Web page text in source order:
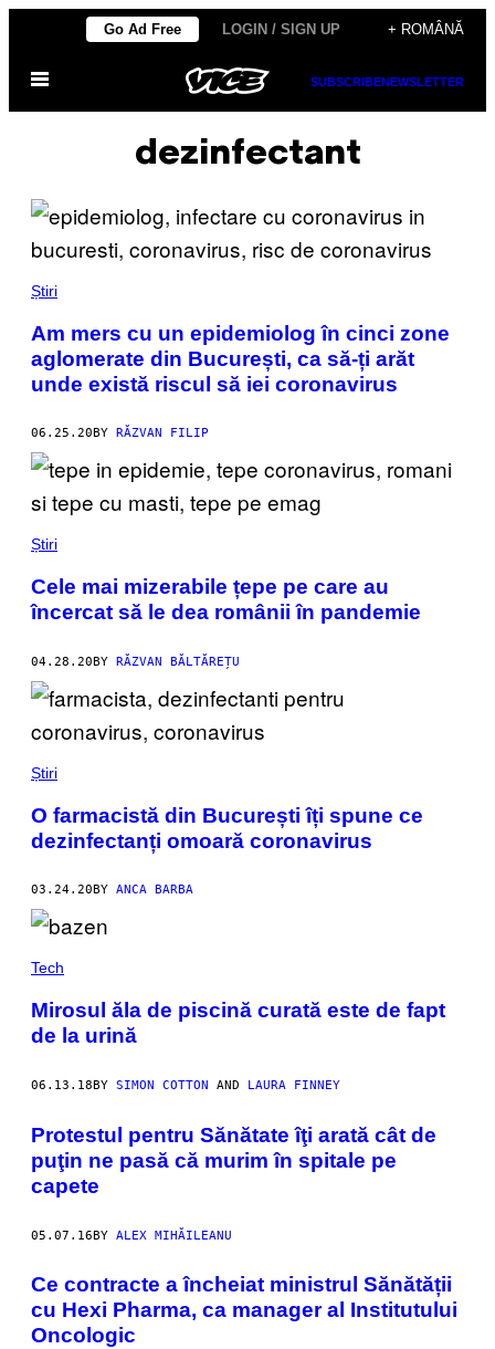
content
Go Ad Free LOGIN / SIGN UP + ROMÂNĂ
Open
SUBSCRIBENEWSLETTER
dezinfectant
Știri
Am mers cu un epidemiolog în cinci zone
aglomerate din București, ca să-ți arăt
unde există riscul să iei coronavirus
06.25.20 BY RĂZVAN FILIP
Știri
Cele mai mizerabile țepe pe care au
încercat să le dea românii în pandemie
04.28.20BY RĂZVAN BĂLTĂREȚU
Știri
O farmacistă din București îți spune ce
dezinfectanți omoară coronavirus
03.24.20 BY ANCA BARBA
Tech
Mirosul ăla de piscină curată este de fapt
de la urină
06.13.18BY SIMON COTTON AND LAURA FINNEY
Protestul pentru Sănătate îţi arată cât de
puţin ne pasă că murim în spitale pe
capete
05.07.16BY ALEX MIHĂILEANU
Ce contracte a încheiat ministrul Sănătății
cu Hexi Pharma, ca manager al Institutului
Oncologic